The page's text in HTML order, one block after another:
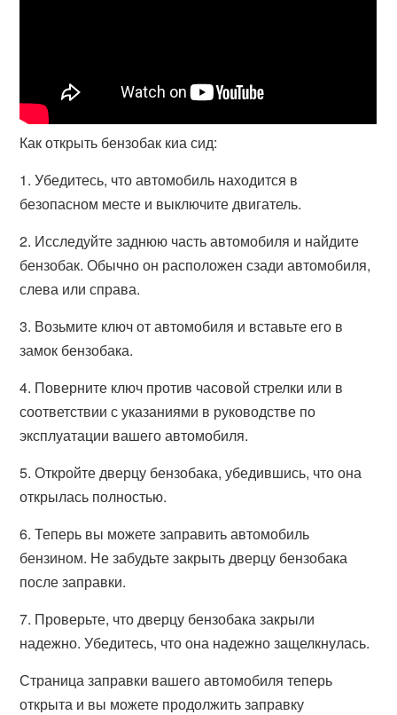
Как открыть бензобак киа сид:
1. Убедитесь, что автомобиль находится в
безопасном месте и выключите двигатель.
2. Исследуйте заднюю часть автомобиля и найдите
бензобак. Обычно он расположен сзади автомобиля,
слева или справа.
3. Возьмите ключ от автомобиля и вставьте его в
замок бензобака.
4. Поверните ключ против часовой стрелки или в
соответствии с указаниями в руководстве по
эксплуатации вашего автомобиля.
5. Откройте дверцу бензобака, убедившись, что она
открылась полностью.
6. Теперь вы можете заправить автомобиль
бензином. Не забудьте закрыть дверцу бензобака
после заправки.
7. Проверьте, что дверцу бензобака закрыли
надежно. Убедитесь, что она надежно защелкнулась.
Страница заправки вашего автомобиля теперь
открыта и вы можете продолжить заправку